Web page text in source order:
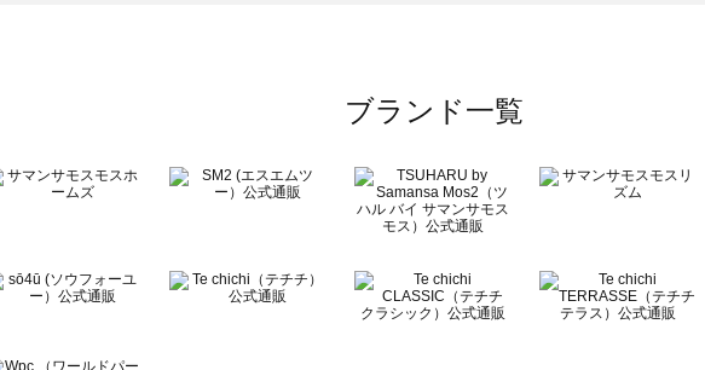
）のアウター一覧
ター一覧
ブランド一覧